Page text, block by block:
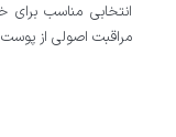
انتخابی مناسب برای
مراقبت اصولی از